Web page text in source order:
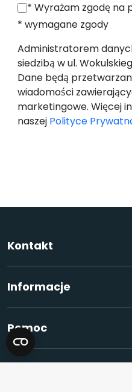
*Wyrażam zgodę na przetwarzanie moich danych osobowych (adres e-mail) przez SONEL S.A. z siedzibą w ul. Wokulskiego 11, 58-100 Świdnica, w celu wysyłki
* wymagane zgody
Administratorem danych
siedzibą w ul.
Dane będą
wiadomości
marketingowe. Więcej
naszej Polityce
Kontakt
Informacje
Pomoc